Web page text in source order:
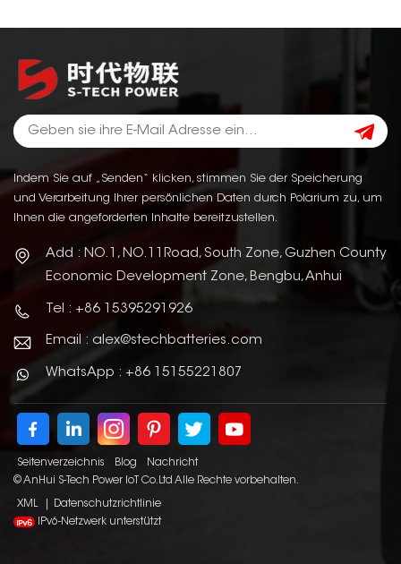
Indem Sie auf „Senden“ klicken, stimmen Sie der Speicherung
und Verarbeitung Ihrer persönlichen Daten durch Polarium zu, um
Ihnen die angeforderten Inhalte bereitzustellen.
Add : NO.1, NO.11Road, South Zone, Guzhen County
Economic Development Zone, Bengbu, Anhui
Tel : +86 15395291926
Email : alex@stechbatteries.com
WhatsApp : +86 15155221807
Seitenverzeichnis Blog
Nachricht
© AnHui S-Tech Power IoT Co.Ltd Alle Rechte vorbehalten.
XML
Datenschutzrichtlinie
IPv6-Netzwerk unterstützt